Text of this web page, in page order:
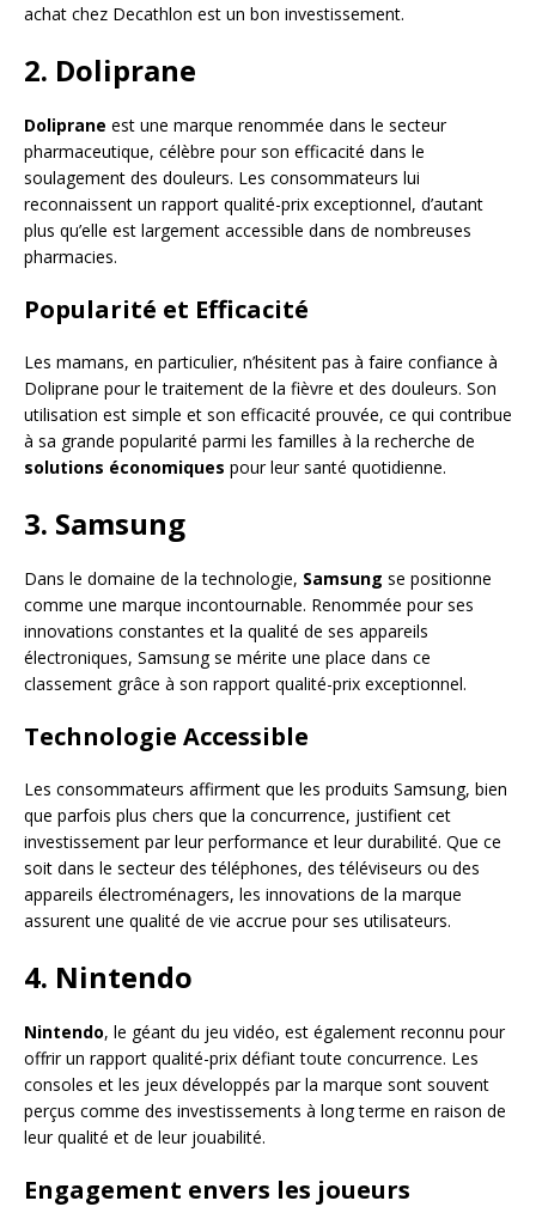
achat chez Decathlon est un bon investissement.
2. Doliprane
Doliprane est une marque renommée dans le secteur
pharmaceutique, célèbre pour son efficacité dans le
soulagement des douleurs. Les consommateurs lui
reconnaissent un rapport qualité-prix exceptionnel, d’autant
plus qu’elle est largement accessible dans de nombreuses
pharmacies.
Popularité et Efficacité
Les mamans, en particulier, n’hésitent pas à faire confiance à
Doliprane pour le traitement de la fièvre et des douleurs. Son
utilisation est simple et son efficacité prouvée, ce qui contribue
à sa grande popularité parmi les familles à la recherche de
solutions économiques pour leur santé quotidienne.
3. Samsung
Dans le domaine de la technologie, Samsung se positionne
comme une marque incontournable. Renommée pour ses
innovations constantes et la qualité de ses appareils
électroniques, Samsung se mérite une place dans ce
classement grâce à son rapport qualité-prix exceptionnel.
Technologie Accessible
Les consommateurs affirment que les produits Samsung, bien
que parfois plus chers que la concurrence, justifient cet
investissement par leur performance et leur durabilité. Que ce
soit dans le secteur des téléphones, des téléviseurs ou des
appareils électroménagers, les innovations de la marque
assurent une qualité de vie accrue pour ses utilisateurs.
4. Nintendo
Nintendo, le géant du jeu vidéo, est également reconnu pour
offrir un rapport qualité-prix défiant toute concurrence. Les
consoles et les jeux développés par la marque sont souvent
perçus comme des investissements à long terme en raison de
leur qualité et de leur jouabilité.
Engagement envers les joueurs